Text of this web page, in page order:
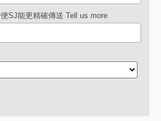
SJ能更精確傳送 Tell us more